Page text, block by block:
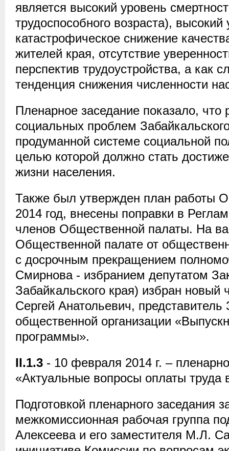
является высокий уровень
трудоспособного возраста), высокий
катастрофическое снижение
жителей края, отсутствие
перспектив трудоустройства, а как
тенденция снижения численности
Пленарное заседание показало, что
социальных проблем
продуманной системе социальной
целью которой должно стать
жизни населения.
Также был утвержден план работы
2014 год, внесены поправки в
членов Общественной палаты. На
Общественной палате от
с досрочным прекращением
Смирнова - избранием депутатом
Забайкальского края) избран
Сергей Анатольевич, представитель
общественной организации
программы».
II.1.3 - 10 февраля 2014 г. –
«Актуальные вопросы оплаты труда
Подготовкой пленарного заседания
межкомиссионная рабочая группа
Алексеева и его заместителя М.Л.